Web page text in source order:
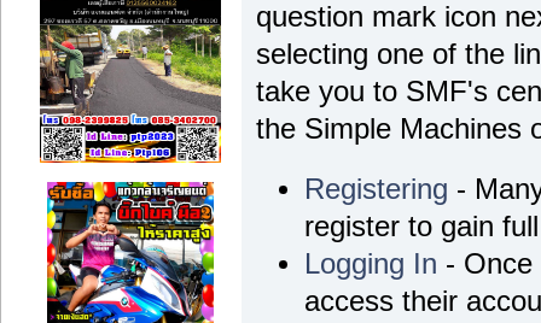
question mark icon
selecting one of the
take you to SMF's
the Simple Machines
Registering -
register to gain
Logging In - Once
access their